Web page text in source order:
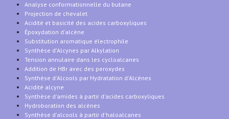
Analyse conformationnelle du butane
Projection de chevalet
Acidité et basicité des acides carboxyliques
Époxydation d'alcène
Substitution aromatique électrophile
Synthèse d'Alcynes par Alkylation
Tension annulaire dans les cycloalcanes
Addition de HBr avec des peroxydes
Synthèse d'Alcools par Hydratation d'Alcènes
Acidité alcyne
Synthèse d'amides à partir d'acides carboxyliques
Hydroboration des alcènes
Synthèse d'alcools à partir d'haloalcanes